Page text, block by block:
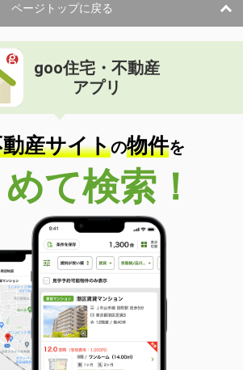
ページトップに戻る
goo住宅・不動産
アプリ
産サイトの物件を
て検索！